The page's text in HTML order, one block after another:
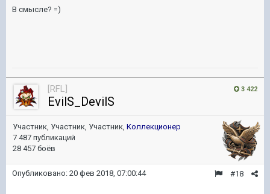
В смысле? =)
3 422
[RFL]
EvilS_DevilS
Участник, Участник, Участник, Коллекционер
7 487 публикаций
28 457 боёв
#18
Опубликовано: 20 фев 2018, 07:00:44